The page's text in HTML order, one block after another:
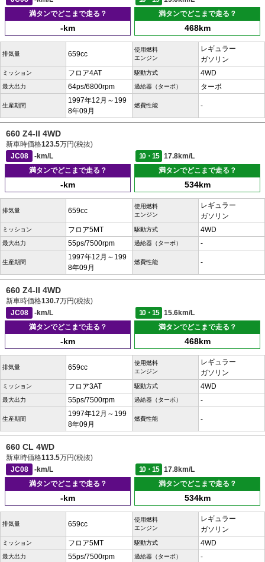
満タンでどこまで走る？
-km
満タンでどこまで走る？
468km
排気量 659cc
使用燃料
エンジン
レギュラー
ガソリン
ミッション フロア4AT 駆動方式 4WD
最大出力 64ps/6800rpm 過給器（ターボ） ターボ
生産期間
1997年12月～199
8年09月
燃費性能 -
660 Z4-II 4WD
新車時価格123.5万円(税抜)
JC08
-km/L 10・15
17.8km/L
満タンでどこまで走る？
-km
満タンでどこまで走る？
534km
排気量 659cc
使用燃料
エンジン
レギュラー
ガソリン
ミッション フロア5MT 駆動方式 4WD
最大出力 55ps/7500rpm 過給器（ターボ） -
生産期間
1997年12月～199
8年09月
燃費性能 -
660 Z4-II 4WD
新車時価格130.7万円(税抜)
JC08
-km/L 10・15
15.6km/L
満タンでどこまで走る？
-km
満タンでどこまで走る？
468km
排気量 659cc
使用燃料
エンジン
レギュラー
ガソリン
ミッション フロア3AT 駆動方式 4WD
最大出力 55ps/7500rpm 過給器（ターボ） -
生産期間
1997年12月～199
8年09月
燃費性能 -
660 CL 4WD
新車時価格113.5万円(税抜)
JC08
-km/L 10・15
17.8km/L
満タンでどこまで走る？
-km
満タンでどこまで走る？
534km
排気量 659cc
使用燃料
エンジン
レギュラー
ガソリン
ミッション フロア5MT 駆動方式 4WD
最大出力 55ps/7500rpm 過給器（ターボ） -